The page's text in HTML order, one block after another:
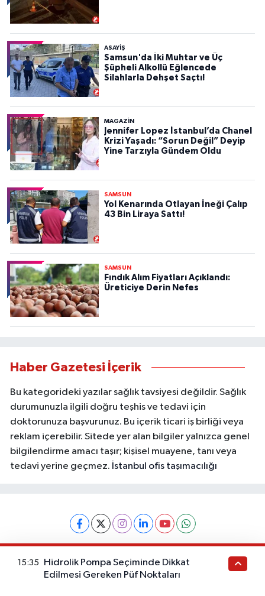
ASAYIŞ
Samsun'da İki Muhtar ve Üç
Şüpheli Alkollü Eğlencede
Silahlarla Dehşet Saçtı!
MAGAZİN
Jennifer Lopez İstanbul’da Chanel
Krizi Yaşadı: “Sorun Değil” Deyip
Yine Tarzıyla Gündem Oldu
SAMSUN
Yol Kenarında Otlayan İneği Çalıp
43 Bin Liraya Sattı!
SAMSUN
Fındık Alım Fiyatları Açıklandı:
Üreticiye Derin Nefes
Haber Gazetesi İçerik
Bu kategorideki yazılar sağlık tavsiyesi değildir. Sağlık
durumunuzla ilgili doğru teşhis ve tedavi için
doktorunuza başvurunuz. Bu içerik ticari iş birliği veya
reklam içerebilir. Sitede yer alan bilgiler yalnızca genel
bilgilendirme amacı taşır; kişisel muayene, tanı veya
tedavi yerine geçmez. İstanbul ofis taşımacılığı
Kullanım Koşulları
KVKK Aydınlatma Metni
15:35
Hidrolik Pompa Seçiminde Dikkat
Edilmesi Gereken Püf Noktaları